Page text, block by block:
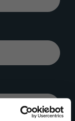
desempenho.
com a
destino em